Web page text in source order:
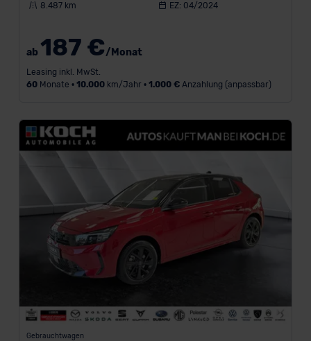
8.487 km
EZ: 04/2024
ab 187 €/Monat
Leasing inkl. MwSt.
60Monate • 10.000km/Jahr • 1.000 €Anzahlung (anpassbar)
Gebrauchtwagen